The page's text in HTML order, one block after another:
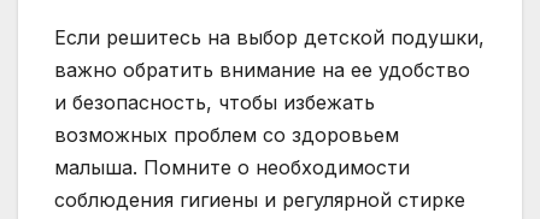
Если решитесь на выбор детской подушки,
важно обратить внимание на ее удобство
и безопасность, чтобы избежать
возможных проблем со здоровьем
малыша. Помните о необходимости
соблюдения гигиены и регулярной стирке